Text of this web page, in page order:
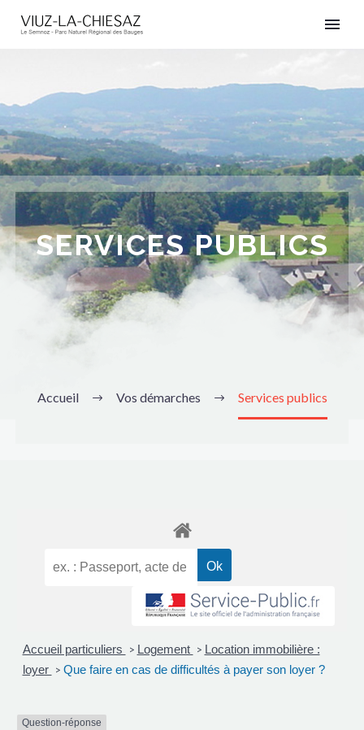
SERVICES PUBLICS
Accueil Vos démarches Services publics
Accueil particuliers > Logement > Location immobilière :
loyer > Que faire en cas de difficultés à payer son loyer ?
Question-réponse